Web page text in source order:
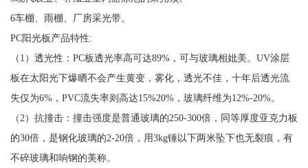
6车棚、雨棚、厂房采光带。
PC阳光板产品特性:
（1）透光性：PC板透光率高可达89%，可与玻璃相妣美。UV涂层
板在太阳光下爆晒不会产生黄变，雾化，透光不佳，十年后透光流
失仅为6%，PVC流失率则高达15%20%，玻璃纤维为12%-20%。
（2）抗撞击：撞击强度是普通玻璃的250-300倍，同等厚度亚克力板
的30倍，是钢化玻璃的2-20倍，用3kg锤以下两米坠下也无裂痕，有
不碎玻璃和响钢的美称。